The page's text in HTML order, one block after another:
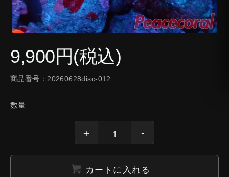
9,900円(税込)
商品番号：20260628disc-012
数量
カートに入れる